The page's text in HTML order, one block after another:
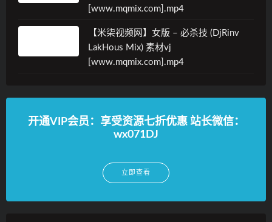
[www.mqmix.com].mp4
【米柒视频网】女版 – 必杀技 (DjRinv
LakHous Mix) 素材vj
[www.mqmix.com].mp4
开通VIP会员：享受资源七折优惠 站长微信：
wx071DJ
立即查看